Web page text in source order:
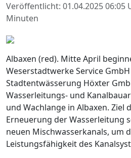
Veröffentlicht: 01.04.2025 06:05
Minuten
Albaxen (red). Mitte April
Weserstadtwerke Service
Stadtentwässerung Höxter
Wasserleitungs- und
und Wachlange in Albaxen. Ziel
Erneuerung der Wasserleitung
neuen Mischwasserkanals, um
Leistungsfähigkeit des